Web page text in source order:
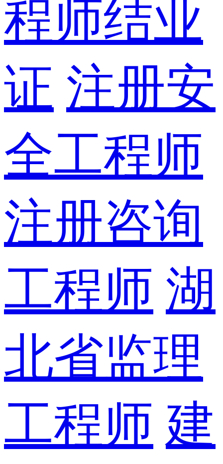
程师结业
证 注册安
全工程师
注册咨询
工程师 湖
北省监理
工程师 建